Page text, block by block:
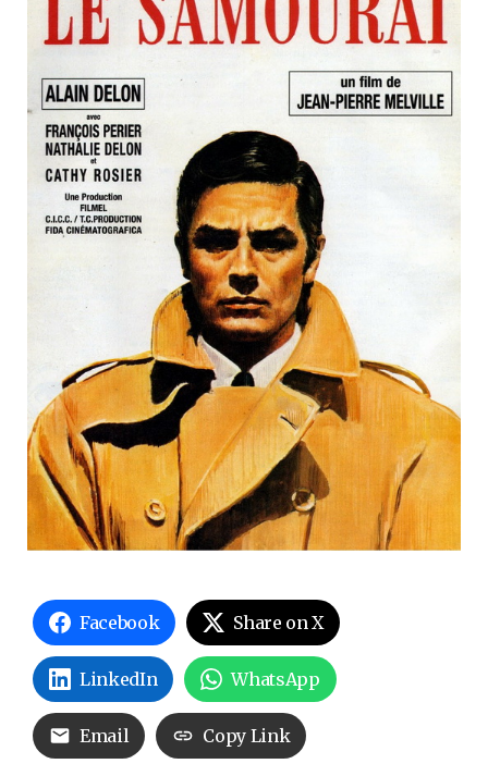
Facebook Share on X
LinkedIn WhatsApp
Email Copy Link